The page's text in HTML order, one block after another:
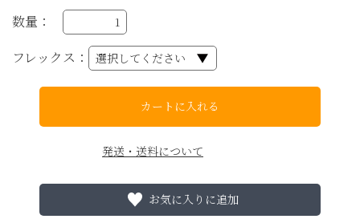
数量：
フレックス ：
カートに入れる
発送・送料について
お気に入りに追加